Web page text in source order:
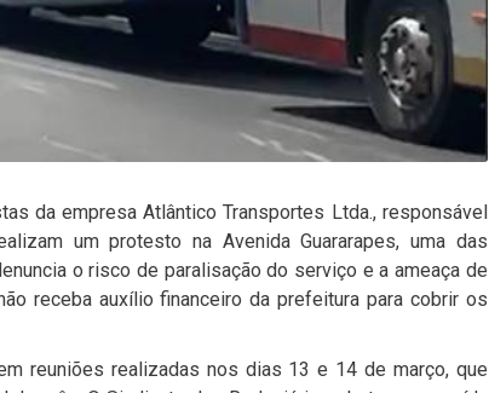
da empresa Atlântico Transportes Ltda., responsável
um protesto na Avenida Guararapes, uma das
o risco de paralisação do serviço e a ameaça de
receba auxílio financeiro da prefeitura para cobrir os
reuniões realizadas nos dias 13 e 14 de março, que